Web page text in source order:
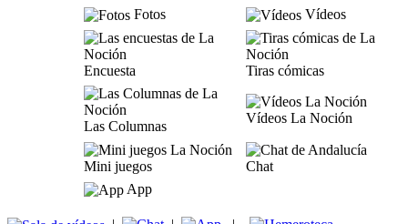
Fotos
Vídeos
Encuesta Tiras cómicas
Las Columnas
Vídeos La Noción
Mini juegos
Chat
App